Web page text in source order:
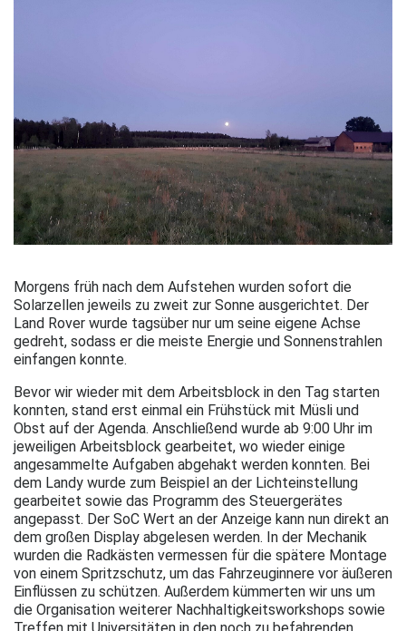
Morgens früh nach dem Aufstehen wurden sofort die
Solarzellen jeweils zu zweit zur Sonne ausgerichtet. Der
Land Rover wurde tagsüber nur um seine eigene Achse
gedreht, sodass er die meiste Energie und Sonnenstrahlen
einfangen konnte.
Bevor wir wieder mit dem Arbeitsblock in den Tag starten
konnten, stand erst einmal ein Frühstück mit Müsli und
Obst auf der Agenda. Anschließend wurde ab 9:00 Uhr im
jeweiligen Arbeitsblock gearbeitet, wo wieder einige
angesammelte Aufgaben abgehakt werden konnten. Bei
dem Landy wurde zum Beispiel an der Lichteinstellung
gearbeitet sowie das Programm des Steuergerätes
angepasst. Der SoC Wert an der Anzeige kann nun direkt an
dem großen Display abgelesen werden. In der Mechanik
wurden die Radkästen vermessen für die spätere Montage
von einem Spritzschutz, um das Fahrzeuginnere vor äußeren
Einflüssen zu schützen. Außerdem kümmerten wir uns um
die Organisation weiterer Nachhaltigkeitsworkshops sowie